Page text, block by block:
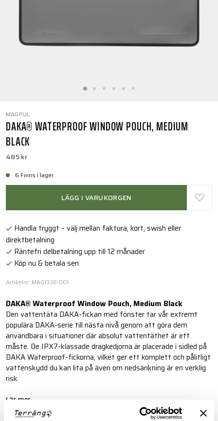
MAGPUL
DAKA® WATERPROOF WINDOW POUCH, MEDIUM
BLACK
485 kr
6 Finns i lager
LÄGG I VARUKORGEN
Handla tryggt – välj mellan faktura, kort, swish eller
direktbetalning
Räntefri delbetalning upp till 12 månader
Köp nu & betala sen
Artikelnr: MAG1338-001
DAKA® Waterproof Window Pouch, Medium Black
Den vattentäta DAKA-fickan med fönster tar vår extremt
populära DAKA-serie till nästa nivå genom att göra dem
användbara i situationer där absolut vattentäthet är ett
måste. De IPX7-klassade dragkedjorna är placerade i sidled på
DAKA Waterproof-fickorna, vilket ger ett komplett och pålitligt
vattenskydd du kan lita på även om nedsänkning är en verklig
risk.
Läs mer